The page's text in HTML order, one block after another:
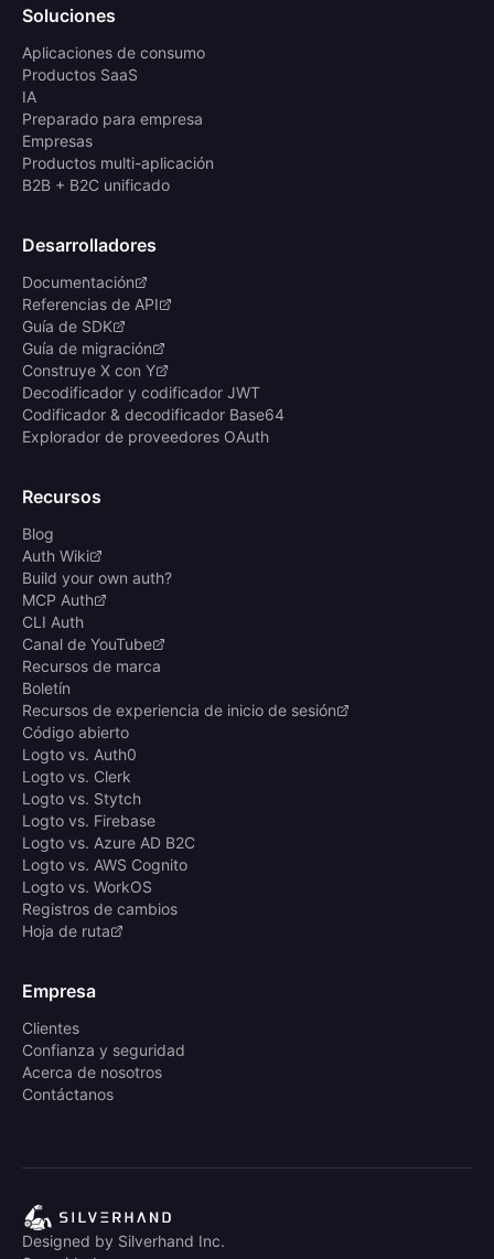
Soluciones
Aplicaciones de consumo
Productos SaaS
IA
Preparado para empresa
Empresas
Productos multi-aplicación
B2B + B2C unificado
Desarrolladores
Documentación
Referencias de API
Guía de SDK
Guía de migración
Construye X con Y
Decodificador y codificador JWT
Codificador & decodificador Base64
Explorador de proveedores OAuth
Recursos
Blog
Auth Wiki
Build your own auth?
MCP Auth
CLI Auth
Canal de YouTube
Recursos de marca
Boletín
Recursos de experiencia de inicio de sesión
Código abierto
Logto vs. Auth0
Logto vs. Clerk
Logto vs. Stytch
Logto vs. Firebase
Logto vs. Azure AD B2C
Logto vs. AWS Cognito
Logto vs. WorkOS
Registros de cambios
Hoja de ruta
Empresa
Clientes
Confianza y seguridad
Acerca de nosotros
Contáctanos
Designed by Silverhand Inc.